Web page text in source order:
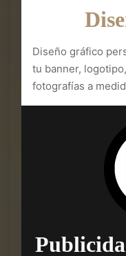
Diseño gráfico
tu banner,
fotografías a